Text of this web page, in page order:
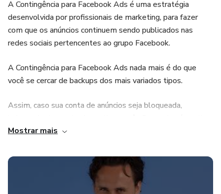
A Contingência para Facebook Ads é uma estratégia
desenvolvida por profissionais de marketing, para fazer
com que os anúncios continuem sendo publicados nas
redes sociais pertencentes ao grupo Facebook.
A Contingência para Facebook Ads nada mais é do que
você se cercar de backups dos mais variados tipos.
Assim, caso sua conta de anúncios seja bloqueada,
forte impacto que esse “castigo” pode causar em seu
Mostrar mais